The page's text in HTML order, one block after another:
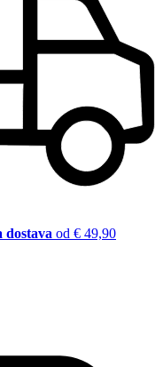
dostava od € 49,90